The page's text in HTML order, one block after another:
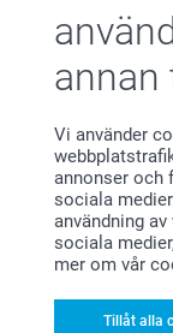
annan
Vi använder
annonser och
sociala
användning
sociala
mer om vår
Tillåt alla
Postertavla
11:04
Stort tack
Varma
Kirsi
Johan Enström,
2024-01-07
En fin kalender,
2024-01-01